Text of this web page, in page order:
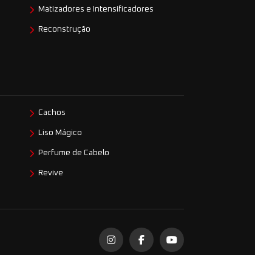
Matizadores e Intensificadores
Reconstrução
Cachos
Liso Mágico
Perfume de Cabelo
Revive